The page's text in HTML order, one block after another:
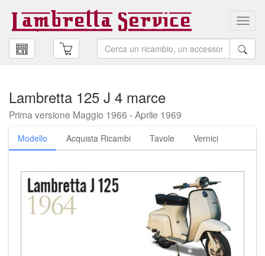
Lambretta 125 J 4 marce
Prima versione Maggio 1966 - Aprile 1969
Modello Acquista Ricambi Tavole Vernici